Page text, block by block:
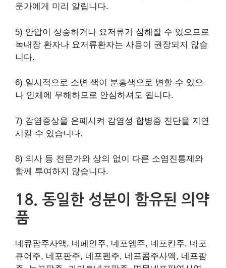
문가에게 미리 알립니다.
5) 안압이 상승하거나 요저류가 심해질 수 있으므로
녹내장 환자나 요저류환자는 사용이 권장되지 않습
니다.
6) 일시적으로 소변 색이 분홍색으로 변할 수 있으
나 인체에 무해하므로 안심하셔도 됩니다.
7) 감염증상을 은폐시켜 감염성 합병증 진단을 지연
시킬 수 있습니다.
8) 의사 등 전문가와 상의 없이 다른 소염진통제와
함께 투여하지 않습니다.
18. 동일한 성분이 함유된 의약
품
네큐팜주사액, 네페인주, 네포엠주, 네포칸주, 네포
큐어주, 네포판주, 네포펜주, 네프콤주사액, 네프팜